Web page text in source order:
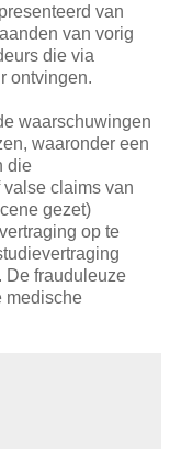
van
van vorig
die via
ontvingen.
waarschuwingen
waaronder een
die
claims van
gezet)
op te
De frauduleuze
medische